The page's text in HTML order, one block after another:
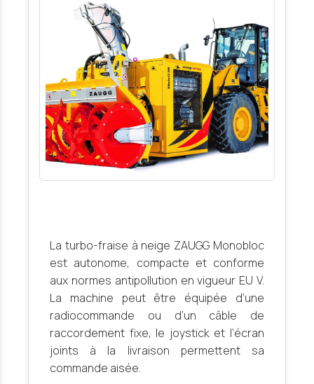
La turbo-fraise à neige ZAUGG Monobloc
est autonome, compacte et conforme
aux normes antipollution en vigueur EU V.
La machine peut être équipée d’une
radiocommande ou d’un câble de
raccordement fixe, le joystick et l’écran
joints à la livraison permettent sa
commande aisée.